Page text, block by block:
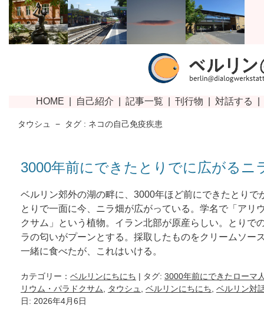
タウシュ − タグ : ネコの自己免疫疾患
3000年前にできたとりでに広がるニ
ベルリン郊外の湖の畔に、3000年ほど前にできたとりで
とりで一面に今、ニラ畑が広がっている。学名で「アリ
クサム」という植物。イラン北部が原産らしい。とりで
ラの匂いがプーンとする。採取したものをクリームソー
一緒に食べたが、これはいける。
カテゴリー： ベルリンにちにち | タグ: 3000年前にできたローマ
リウム・パラドクサム
タウシュ ベルリンにちにち ベルリン対
日: 2026年4月6日